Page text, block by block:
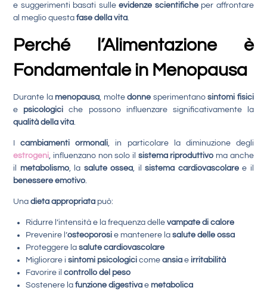
e suggerimenti basati sulleevidenze scientificheper affrontare
al meglio questafase della vita.
Perché l’Alimentazione è
Fondamentale in Menopausa
Durante la menopausa, moltedonne sperimentanosintomi fisici
e psicologici che possono influenzare significativamente la
qualità della vita.
Icambiamenti ormonali, in particolare la diminuzione degli
estrogeni, influenzano non solo il sistema riproduttivo ma anche
il metabolismo, la salute ossea, ilsistema cardiovascolaree il
benessere emotivo.
Unadieta appropriata può:
Ridurre l’intensità e la frequenza dellevampate di calore
Prevenire l’osteoporosi e mantenere lasalute delle ossa
Proteggere lasalute cardiovascolare
Migliorare isintomi psicologici comeansia eirritabilità
Favorire ilcontrollo del peso
Sostenere lafunzione digestiva e metabolica